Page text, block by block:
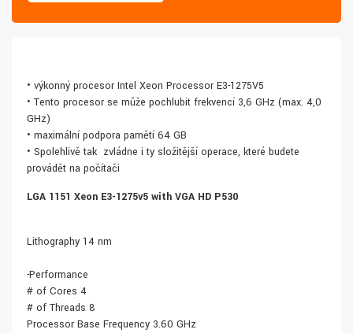
• výkonný procesor Intel Xeon Processor E3-1275V5
• Tento procesor se může pochlubit frekvencí 3,6 GHz (max. 4,0
GHz)
• maximální podpora pamětí 64 GB
• Spolehlivě tak zvládne i ty složitější operace, které budete
provádět na počítači
LGA 1151 Xeon E3-1275v5 with VGA HD P530
Lithography 14 nm
-Performance
# of Cores 4
# of Threads 8
Processor Base Frequency 3.60 GHz